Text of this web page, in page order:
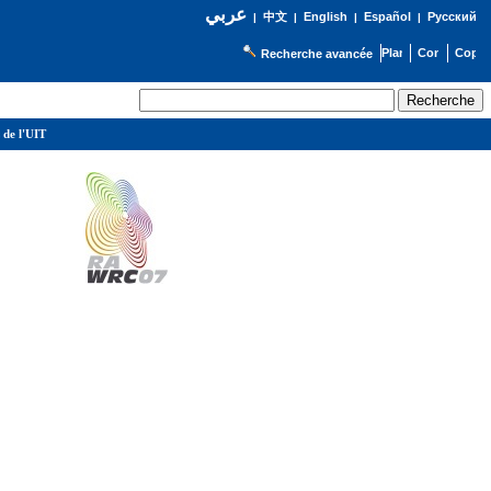
عربي| 中文| English | Español | Русский
Recherche avancée
de l'UIT